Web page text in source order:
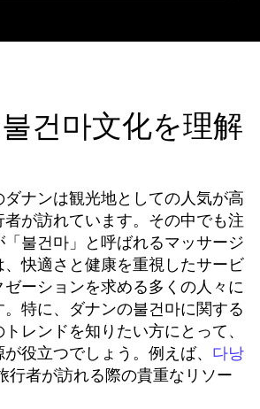
건마文化を理解
ナンは観光地としての人気が高
者が訪れています。その中でも注
불건마」と呼ばれるマッサージ
快適さと健康を重視したサービ
ーションを求める多くの人々に
特に、ダナンの불건마に関する
レンドを知りたい方にとって、
役立つでしょう。例えば、
다낭
行者が訪れる際の貴重なリソー